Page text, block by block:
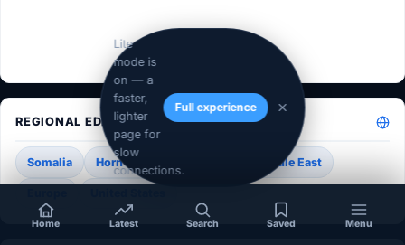
Lite
mode is
on — a
faster,
lighter
page for
slow
connections.
Full experience
REGIONAL EDITIONS
Somalia Horn of Africa Middle East
Home Latest Search Saved Menu